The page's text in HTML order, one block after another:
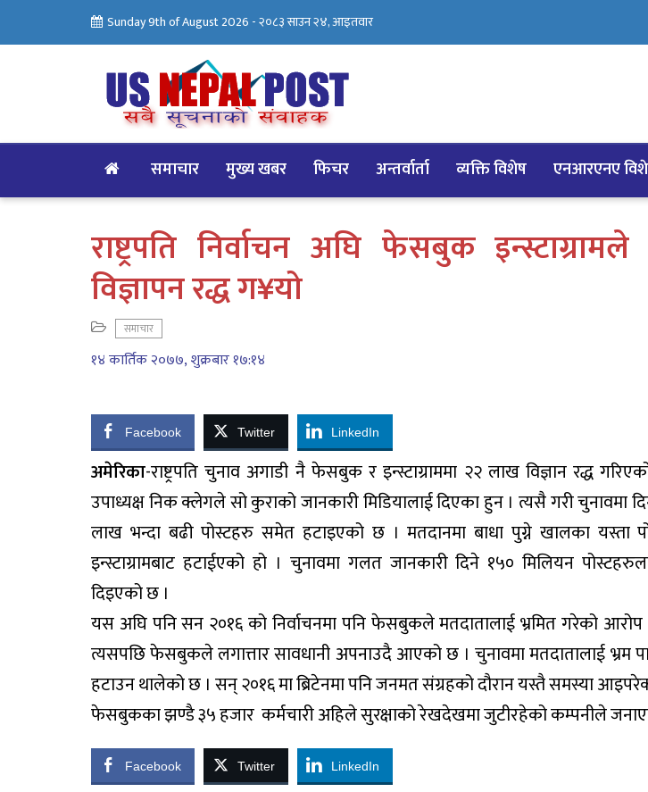
Sunday 9th of August 2026 -२०८३ साउन २४, आइतवार
समाचार मुख्य खबर फिचर अन्तर्वार्ता व्यक्ति विशेष एनआरएनए
राष्ट्रपति निर्वाचन अघि फेसबुक
विज्ञापन रद्ध ग¥यो
समाचार
१४ कार्तिक २०७७, शुक्रबार १७:१४
Facebook Twitter LinkedIn
अमेरिका-राष्ट्रपति चुनाव अगाडी नै फेसबुक र इन्स्टाग्राममा २२ लाख विज्ञान रद्ध
उपाध्यक्ष निक क्लेगले सो कुराको जानकारी मिडियालाई दिएका हुन । त्यसै गरी चुनावमा
लाख भन्दा बढी पोस्टहरु समेत हटाइएको छ । मतदानमा बाधा पुग्ने खालका
इन्स्टाग्रामबाट हटाईएको हो । चुनावमा गलत जानकारी दिने १५० मिलियन
दिइएको छ ।
यस अघि पनि सन २०१६ को निर्वाचनमा पनि फेसबुकले मतदातालाई भ्रमित गरेको आरोप
त्यसपछि फेसबुकले लगात्तार सावधानी अपनाउदै आएको छ । चुनावमा मतदातालाई भ्रम
हटाउन थालेको छ । सन् २०१६ मा ब्रिटेनमा पनि जनमत संग्रहको दौरान यस्तै समस्या
फेसबुकका झण्डै ३५ हजार कर्मचारी अहिले सुरक्षाको रेखदेखमा जुटीरहेको कम्पनीले
Facebook Twitter LinkedIn